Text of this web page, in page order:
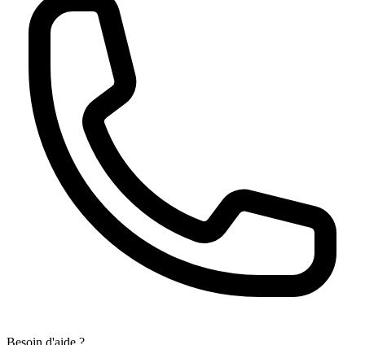
Besoin d'aide ?